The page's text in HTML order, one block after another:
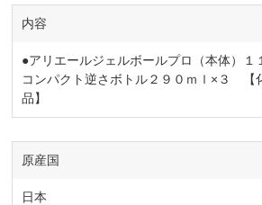
内容
●アリエールジェルボールプロ（本体）１
コンパクト逆さボトル２９０ｍｌ×３
品】
原産国
日本